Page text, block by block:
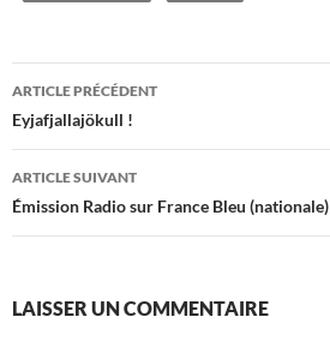
Navigation
des
articles
ARTICLE PRÉCÉDENT
Eyjafjallajökull !
ARTICLE SUIVANT
Émission Radio sur France Bleu (nationale)
LAISSER UN COMMENTAIRE